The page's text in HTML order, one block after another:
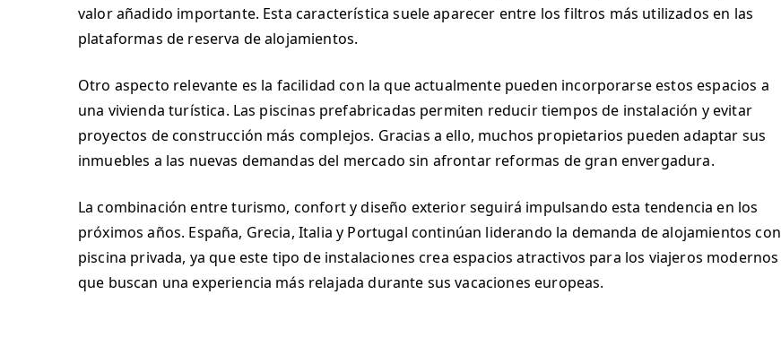
valor añadido importante. Esta característica suele aparecer entre los filtros más utilizados en las
plataformas de reserva de alojamientos.
Otro aspecto relevante es la facilidad con la que actualmente pueden incorporarse estos espacios a
una vivienda turística. Las piscinas prefabricadas permiten reducir tiempos de instalación y evitar
proyectos de construcción más complejos. Gracias a ello, muchos propietarios pueden adaptar sus
inmuebles a las nuevas demandas del mercado sin afrontar reformas de gran envergadura.
La combinación entre turismo, confort y diseño exterior seguirá impulsando esta tendencia en los
próximos años. España, Grecia, Italia y Portugal continúan liderando la demanda de alojamientos con
piscina privada, ya que este tipo de instalaciones crea espacios atractivos para los viajeros modernos
que buscan una experiencia más relajada durante sus vacaciones europeas.